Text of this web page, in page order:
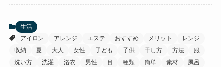
生活
アイロン
アレンジ エステ おすすめ メリット
レンジ
収納
夏 大人 女性 子ども 子供 干し方 方法
服
洗い方
洗濯 浴衣 男性 目 種類 簡単 素材 風呂